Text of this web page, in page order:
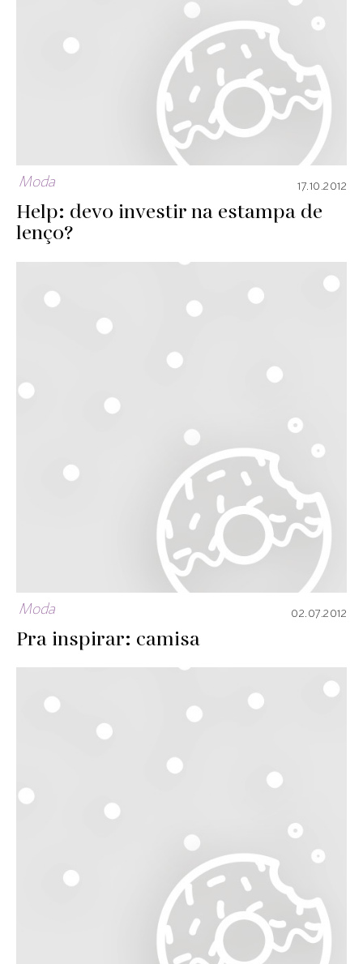
Moda 17.10.2012
Help: devo investir na estampa de
lenço?
Moda 02.07.2012
Pra inspirar: camisa